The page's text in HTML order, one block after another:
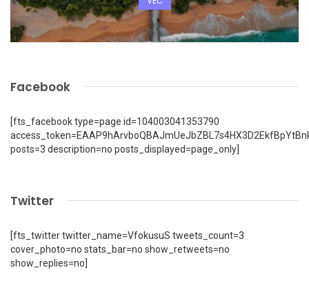
Facebook
[fts_facebook type=page id=104003041353790
posts=3 description=no posts_displayed=page_only]
Twitter
[fts_twitter twitter_name=VfokusuS tweets_count=3
cover_photo=no stats_bar=no show_retweets=no
show_replies=no]